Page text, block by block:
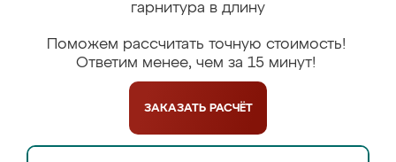
гарнитура в длину
Поможем рассчитать точную стоимость!
Ответим менее, чем за 15 минут!
ЗАКАЗАТЬ РАСЧЁТ